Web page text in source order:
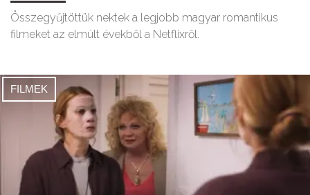
Összegyűjtöttük nektek a legjobb magyar romantikus
filmeket az elmúlt évekből a Netflixről.
FILMEK